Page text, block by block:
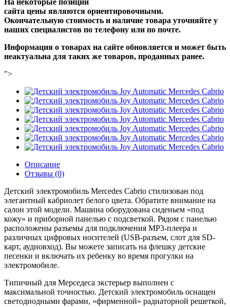
На некоторые позиции
сайта цены являются ориентировочными.
Окончательную стоимость и наличие товара уточняйте у
наших специалистов по телефону или по почте.
Информация о товарах на сайте обновляется и может быть
неактуальна для таких же товаров, проданных ранее.
">
Описание
Отзывы (0)
Детский электромобиль Mercedes Cabrio стилизован под
элегантный кабриолет белого цвета. Обратите внимание на
салон этой модели. Машина оборудована сиденьем «под
кожу» и приборной панелью с подсветкой. Рядом с панелью
расположены разъемы для подключения MP3-плеера и
различных цифровых носителей (USB-разъем, слот для SD-
карт, аудиовход). Вы можете записать на флешку детские
песенки и включать их ребенку во время прогулки на
электромобиле.
Типичный для Мерседеса экстерьер выполнен с
максимальной точностью. Детский электромобиль оснащен
светодиодными фарами, «фирменной» радиаторной решеткой,